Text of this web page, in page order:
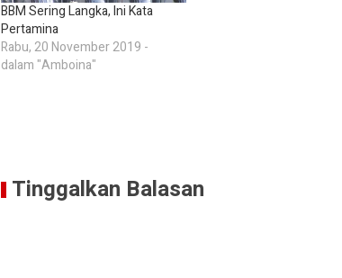
BBM Sering Langka, Ini Kata
Pertamina
Rabu, 20 November 2019 -
dalam "Amboina"
Tinggalkan Balasan